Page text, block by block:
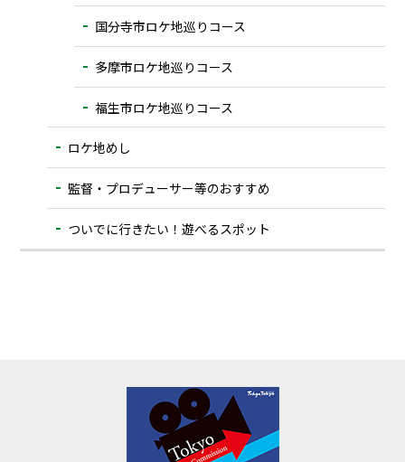
国分寺市ロケ地巡りコース
多摩市ロケ地巡りコース
福生市ロケ地巡りコース
ロケ地めし
監督・プロデューサー等のおすすめ
ついでに⾏きたい！遊べるスポット